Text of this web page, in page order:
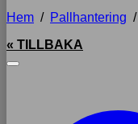
Hem / Pallhantering /
« TILLBAKA